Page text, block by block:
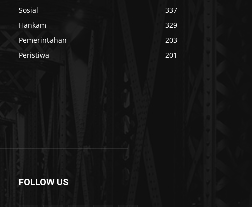
Sosial
337
Hankam
329
Pemerintahan
203
Peristiwa
201
FOLLOW US